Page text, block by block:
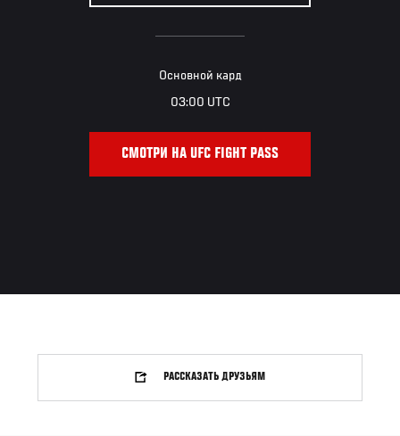
Основной кард
03:00 UTC
СМОТРИ НА UFC FIGHT PASS
РАССКАЗАТЬ ДРУЗЬЯМ